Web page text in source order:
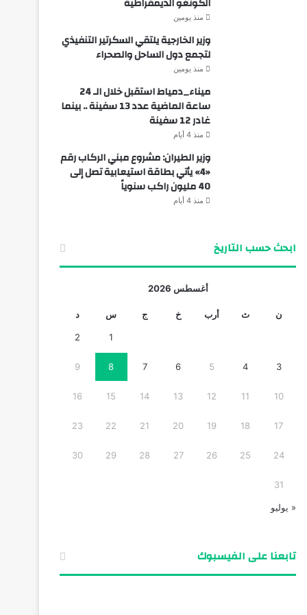
منذ يومين
وزير الخارجية يلتقي السكرتير التنفيذي
لتجمع دول الساحل والصحراء
منذ يومين
ميناء_دمياط استقبل خلال الـ 24
ساعة الماضية عدد 13 سفينة .. بينما
غادر 12 سفينة
منذ 4 أيام
وزير الطيران: مشروع مبني الركاب رقم
«4» يأتي بطاقة استيعابية تصل إلى
40 مليون راكب سنوياً
منذ 4 أيام
ابحث حسب التاريخ
أغسطس 2026
ن ث أرب خ ج س د
1
2
3
4
5
6
7
8
9
10
11
12
13
14
15
16
17
18
19
20
21
22
23
24
25
26
27
28
29
30
31
« يوليو
تابعنا على الفيسبوك